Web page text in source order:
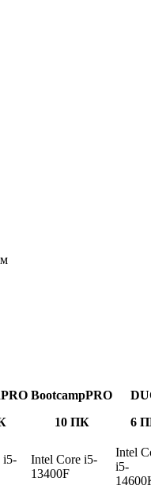
BootcampPRO
10 ПК
6
i5-
Intel Core i5-
13400F
Intel
i5-